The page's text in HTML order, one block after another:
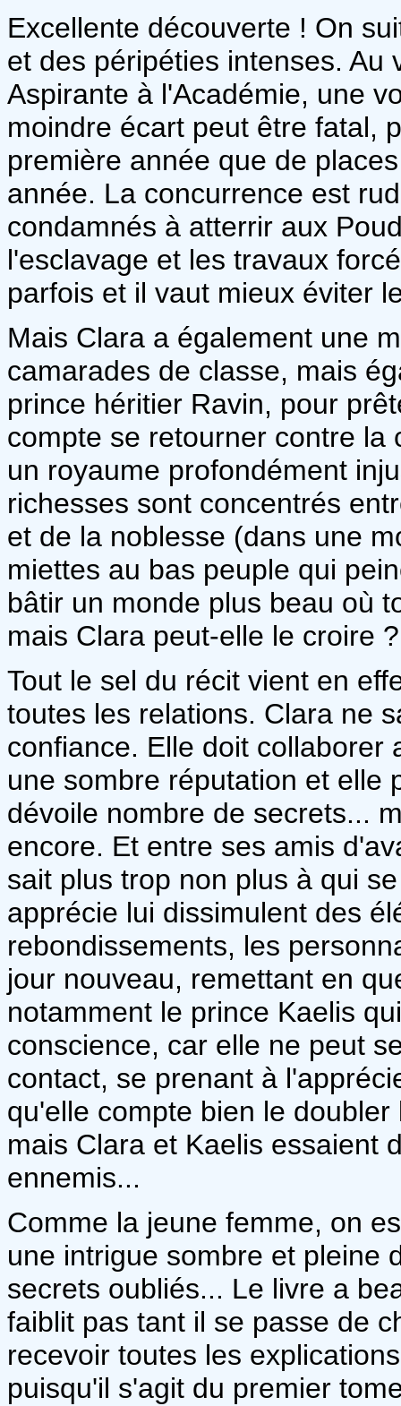
Excellente découverte ! On
et des péripéties intenses. Au
Aspirante à l'Académie, une
moindre écart peut être fatal,
première année que de
année. La concurrence est
condamnés à atterrir aux
l'esclavage et les travaux
parfois et il vaut mieux éviter
Mais Clara a également une
camarades de classe, mais
prince héritier Ravin, pour
compte se retourner contre la
un royaume profondément
richesses sont concentrés
et de la noblesse (dans une
miettes au bas peuple qui
bâtir un monde plus beau où
mais Clara peut-elle le croire ?
Tout le sel du récit vient en
toutes les relations. Clara ne
confiance. Elle doit collaborer
une sombre réputation et elle
dévoile nombre de secrets...
encore. Et entre ses amis
sait plus trop non plus à qui
apprécie lui dissimulent des
rebondissements, les
jour nouveau, remettant en
notamment le prince Kaelis
conscience, car elle ne peut
contact, se prenant à
qu'elle compte bien le
mais Clara et Kaelis essaient
ennemis...
Comme la jeune femme, on
une intrigue sombre et pleine
secrets oubliés... Le livre a
faiblit pas tant il se passe de
recevoir toutes les
puisqu'il s'agit du premier